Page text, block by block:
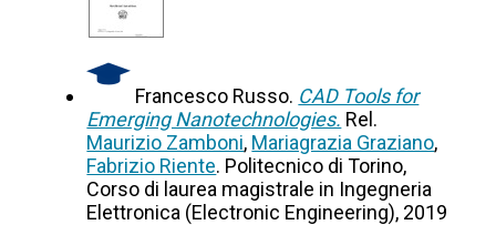
Francesco Russo. CAD Tools for
Emerging Nanotechnologies. Rel.
Maurizio Zamboni, Mariagrazia Graziano,
Fabrizio Riente. Politecnico di Torino,
Corso di laurea magistrale in Ingegneria
Elettronica (Electronic Engineering), 2019